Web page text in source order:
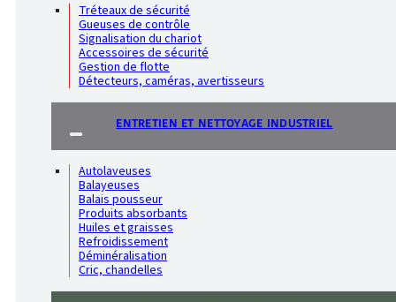
Tréteaux de sécurité
Gueuses de contrôle
Signalisation du chariot
Accessoires de sécurité
Gestion de flotte
Détecteurs, caméras, avertisseurs
ENTRETIEN ET NETTOYAGE INDUSTRIEL
Autolaveuses
Balayeuses
Balais pousseur
Produits absorbants
Huiles et graisses
Refroidissement
Déminéralisation
Cric, chandelles